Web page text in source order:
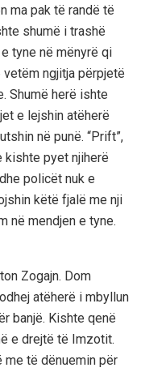
ma pak të randë të
shumë i trashë
tyne në mënyrë qi
vetëm ngjitja përpjetë
Shumë herë ishte
e lejshin atëherë
në punë. “Prift”,
kishte pyet njiherë
policët nuk e
këtë fjalë me nji
në mendjen e tyne.
Zogajn. Dom
atëherë i mbyllun
banjë. Kishte qenë
e drejtë të Imzotit.
me të dënuemin për